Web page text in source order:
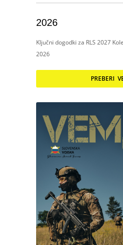
2026
Ključni dogodki za RLS 2027
2026
PREBERI